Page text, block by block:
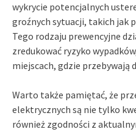
wykrycie potencjalnych
groźnych sytuacji, takich jak
Tego rodzaju prewencyjne
zredukować ryzyko
miejscach, gdzie przebywają
Warto także pamiętać, że
elektrycznych są nie tylko
również zgodności z